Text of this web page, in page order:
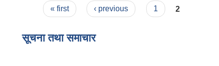
Pages« first ‹ previous 1 2
सूचना तथा समाचार